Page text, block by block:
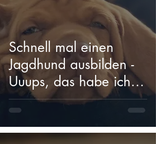
Schnell mal einen
Jagdhund ausbilden -
Uuups, das habe ich
mir aber anders
vorgestellt